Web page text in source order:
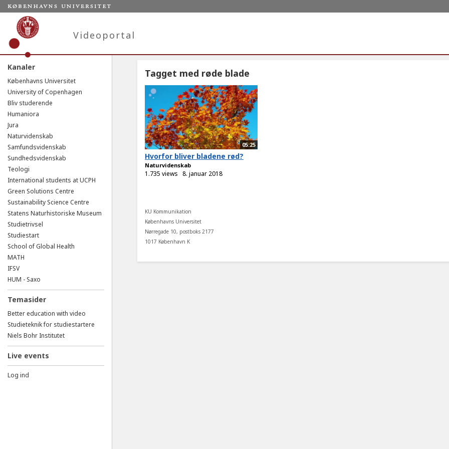
Videoportal
Kanaler
Københavns Universitet
University of Copenhagen
Bliv studerende
Humaniora
Jura
Naturvidenskab
Samfundsvidenskab
Sundhedsvidenskab
Teologi
International students at UCPH
Green Solutions Centre
Sustainability Science Centre
Statens Naturhistoriske Museum
Studietrivsel
Studiestart
School of Global Health
MATH
IFSV
HUM - Saxo
Temasider
Better education with video
Studieteknik for studiestartere
Niels Bohr Institutet
Live events
Log ind
Tagget med røde blade
05:25
Hvorfor bliver bladene rød?
Naturvidenskab
1.735 views 8. januar 2018
KU Kommunikation
Københavns Universitet
Nørregade 10, postboks 2177
1017 København K